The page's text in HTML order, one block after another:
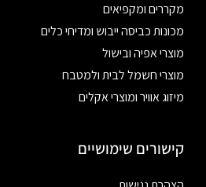
מקררים ומקפיאים
מכונות כביסה ייבוש ומדיחי כלים
מוצרי אפיה ובישול
מוצרי חשמל לבית ולמטבח
מיזוג אוויר ומוצרי אקלים
קישורים שימושיים